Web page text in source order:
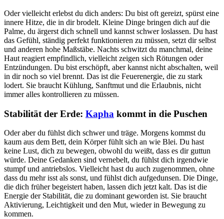
Oder vielleicht erlebst du dich anders: Du bist oft gereizt, spürst eine
innere Hitze, die in dir brodelt. Kleine Dinge bringen dich auf die
Palme, du ärgerst dich schnell und kannst schwer loslassen. Du hast
das Gefühl, ständig perfekt funktionieren zu müssen, setzt dir selbst
und anderen hohe Maßstäbe. Nachts schwitzt du manchmal, deine
Haut reagiert empfindlich, vielleicht zeigen sich Rötungen oder
Entzündungen. Du bist erschöpft, aber kannst nicht abschalten, weil
in dir noch so viel brennt. Das ist die Feuerenergie, die zu stark
lodert. Sie braucht Kühlung, Sanftmut und die Erlaubnis, nicht
immer alles kontrollieren zu müssen.
Stabilität der Erde: Kapha kommt in die Puschen
Oder aber du fühlst dich schwer und träge. Morgens kommst du
kaum aus dem Bett, dein Körper fühlt sich an wie Blei. Du hast
keine Lust, dich zu bewegen, obwohl du weißt, dass es dir guttun
würde. Deine Gedanken sind vernebelt, du fühlst dich irgendwie
stumpf und antriebslos. Vielleicht hast du auch zugenommen, ohne
dass du mehr isst als sonst, und fühlst dich aufgedunsen. Die Dinge,
die dich früher begeistert haben, lassen dich jetzt kalt. Das ist die
Energie der Stabilität, die zu dominant geworden ist. Sie braucht
Aktivierung, Leichtigkeit und den Mut, wieder in Bewegung zu
kommen.